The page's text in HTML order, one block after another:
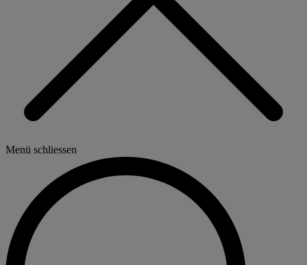
Menü schliessen